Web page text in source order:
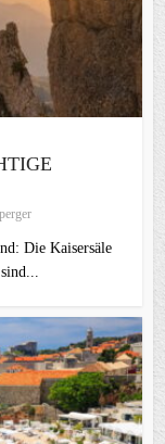
Die Kaisersäle